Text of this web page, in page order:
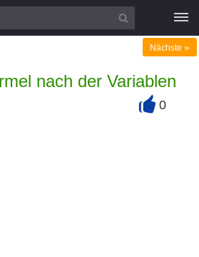
nach der Variablen
Nächste »
0